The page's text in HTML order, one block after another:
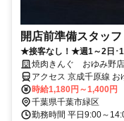
開店前準備スタッフ
★接客なし！★週1～2日･1
高さが魅力！
焼肉きんぐ おゆみ野店
アクセス 京成千原線
下車目の前
時給1,180円～1,400円
千葉県千葉市緑区
勤務時間 平日9:00～